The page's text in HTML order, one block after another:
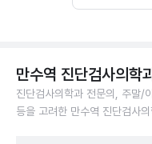
만수역 진단검사의
진단검사의학과 전문의, 주말/
등을 고려한 만수역 진단검사